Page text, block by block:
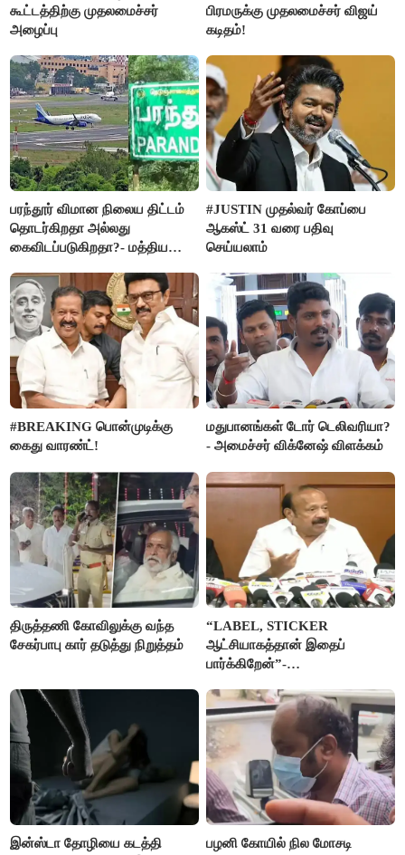
கூட்டத்திற்கு முதலமைச்சர்
அழைப்பு
பிரமருக்கு முதலமைச்சர் விஜய்
கடிதம்!
பரந்தூர் விமான நிலைய திட்டம்
தொடர்கிறதா அல்லது
கைவிடப்படுகிறதா?- மத்திய
#JUSTIN முதல்வர் கோப்பை
ஆகஸ்ட் 31 வரை பதிவு
செய்யலாம்
#BREAKING பொன்முடிக்கு
கைது வாரண்ட்!
மதுபானங்கள் டோர் டெலிவரியா?
- அமைச்சர் விக்னேஷ் விளக்கம்
திருத்தணி கோவிலுக்கு வந்த
சேகர்பாபு கார் தடுத்து நிறுத்தம்
“LABEL, STICKER
ஆட்சியாகத்தான் இதைப்
பார்க்கிறேன்”-
இன்ஸ்டா தோழியை கடத்தி
பழனி கோயில் நில மோசடி